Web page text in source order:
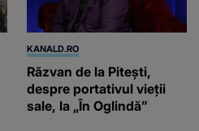
KANALD.RO
Răzvan de la Pitești,
despre portativul vieții
sale, la „În Oglindă”